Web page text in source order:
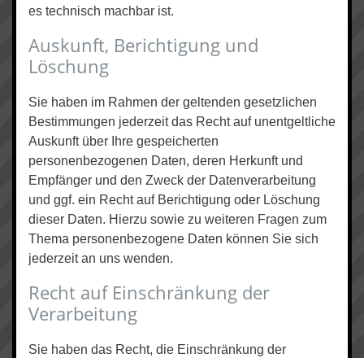
es technisch machbar ist.
Auskunft, Berichtigung und
Löschung
Sie haben im Rahmen der geltenden gesetzlichen
Bestimmungen jederzeit das Recht auf unentgeltliche
Auskunft über Ihre gespeicherten
personenbezogenen Daten, deren Herkunft und
Empfänger und den Zweck der Datenverarbeitung
und ggf. ein Recht auf Berichtigung oder Löschung
dieser Daten. Hierzu sowie zu weiteren Fragen zum
Thema personenbezogene Daten können Sie sich
jederzeit an uns wenden.
Recht auf Einschränkung der
Verarbeitung
Sie haben das Recht, die Einschränkung der